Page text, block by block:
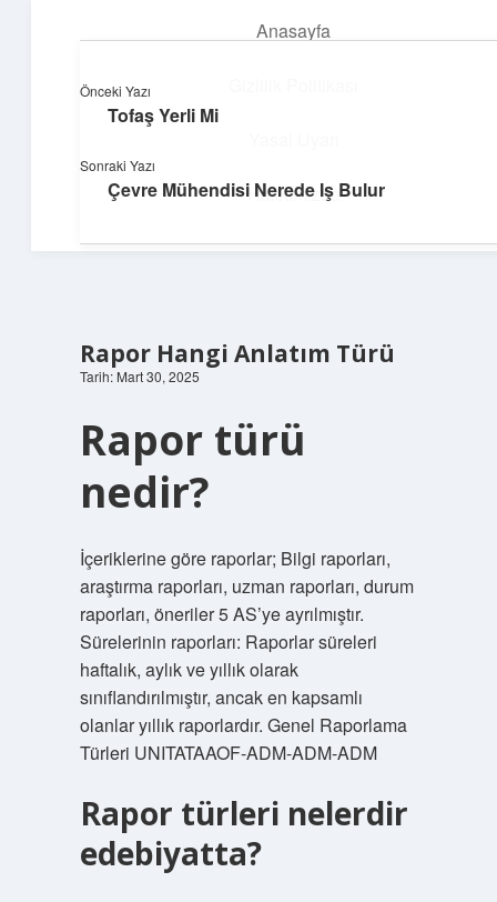
Anasayfa
Hakkımızda
Dijital Dünya Günlüğü
Rapor Hangi Anlatım Türü
Tarih: Mart 30, 2025
Rapor türü
nedir?
İçeriklerine göre raporlar; Bilgi raporları,
araştırma raporları, uzman raporları, durum
raporları, öneriler 5 AS’ye ayrılmıştır.
Sürelerinin raporları: Raporlar süreleri
haftalık, aylık ve yıllık olarak
sınıflandırılmıştır, ancak en kapsamlı
olanlar yıllık raporlardır. Genel Raporlama
Türleri UNITATAAOF-ADM-ADM-ADM
Rapor türleri nelerdir
edebiyatta?
Önceki Yazı
Tofaş Yerli Mi
Sonraki Yazı
Çevre Mühendisi Nerede Iş Bulur